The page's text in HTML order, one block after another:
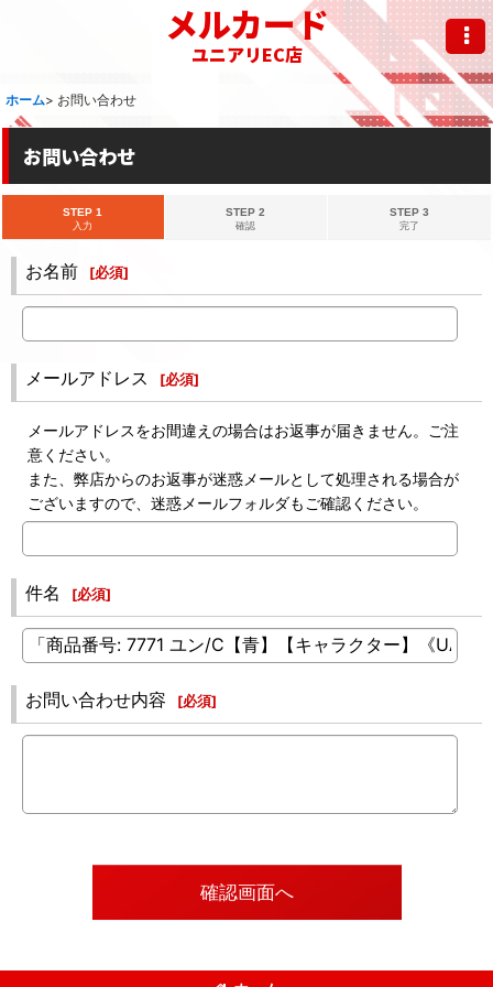
メルカード
ユニアリEC店
ホーム> お問い合わせ
お問い合わせ
STEP 1
入力
STEP 2
確認
STEP 3
完了
お名前 [必須]
メールアドレス [必須]
メールアドレスをお間違えの場合はお返事が届きません。ご注
意ください。
また、弊店からのお返事が迷惑メールとして処理される場合が
ございますので、迷惑メールフォルダもご確認ください。
件名 [必須]
お問い合わせ内容 [必須]
確認画面へ